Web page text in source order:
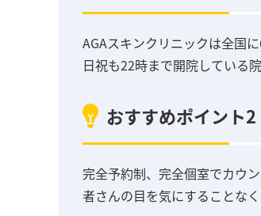
AGAスキンクリニックは全国
日祝も22時まで開院している
おすすめポイント2
完全予約制、完全個室でカウ
者さんの目を気にすることなく